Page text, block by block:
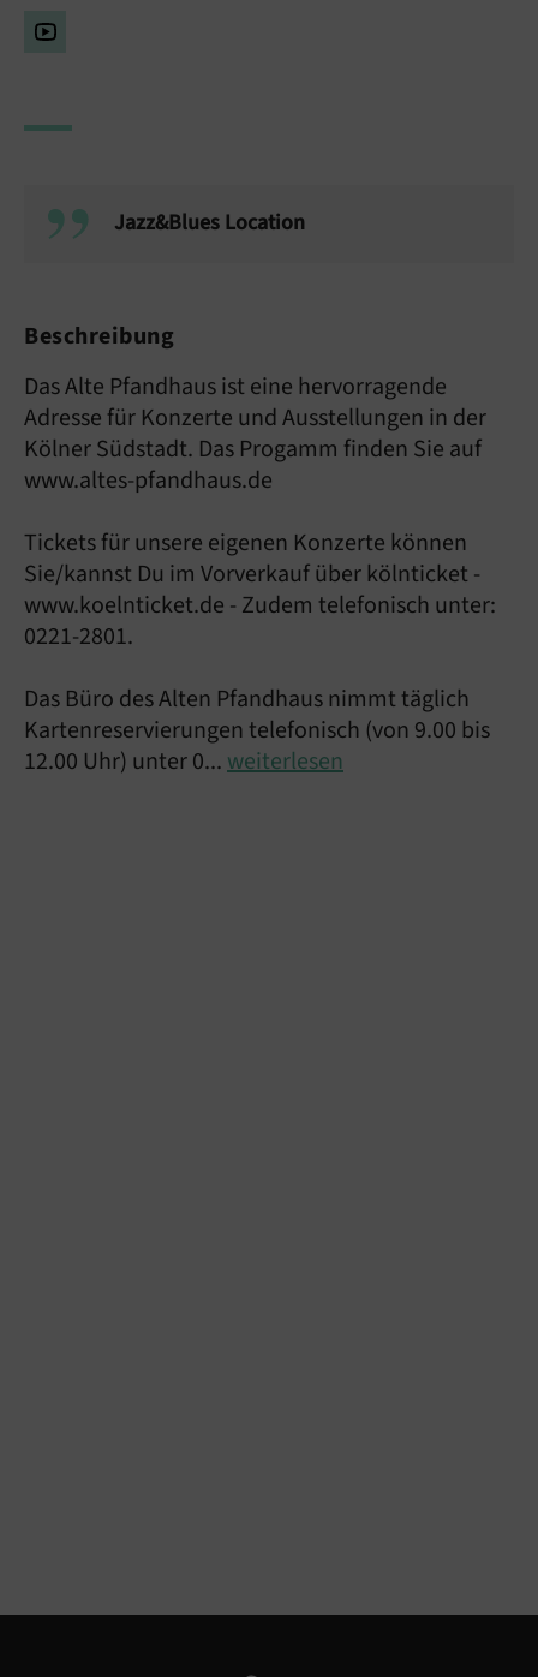
Jazz&Blues Location
Beschreibung
Das Alte Pfandhaus ist eine hervorragende
Adresse für Konzerte und Ausstellungen in der
Kölner Südstadt. Das Progamm finden Sie auf
www.altes-pfandhaus.de
Tickets für unsere eigenen Konzerte können
Sie/kannst Du im Vorverkauf über kölnticket -
www.koelnticket.de - Zudem telefonisch unter:
0221-2801.
Das Büro des Alten Pfandhaus nimmt täglich
Kartenreservierungen telefonisch (von 9.00 bis
12.00 Uhr) unter 0...weiterlesen